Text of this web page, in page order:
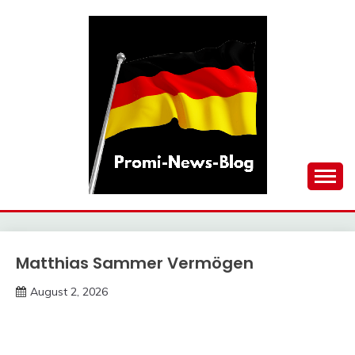
PROMI-NEWS-BLOG
Trends
Matthias Sammer Vermögen
August 2, 2026